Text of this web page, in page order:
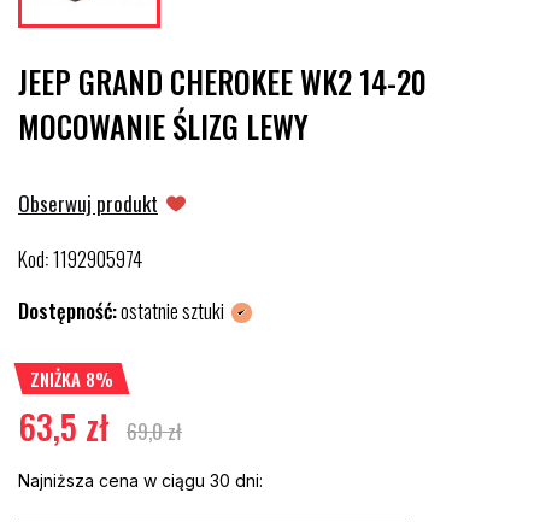
JEEP GRAND CHEROKEE WK2 14-20
MOCOWANIE ŚLIZG LEWY
Obserwuj produkt
Kod:1192905974
Dostępność:ostatnie sztuki
ZNIŻKA 8%
63,5 zł 69,0 zł
Najniższa cena w ciągu 30 dni: